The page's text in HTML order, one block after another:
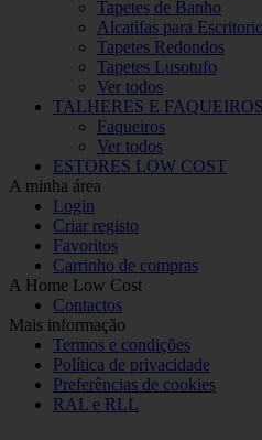
Tapetes de Banho
Alcatifas para
Tapetes Redondos
Tapetes Lusotufo
Ver todos
TALHERES E FAQUEIROS
Faqueiros
Ver todos
ESTORES LOW COST
A minha área
Login
Criar registo
Favoritos
Carrinho de compras
A Home Low Cost
Contactos
Mais informação
Termos e condições
Política de privacidade
Preferências de cookies
RAL e RLL